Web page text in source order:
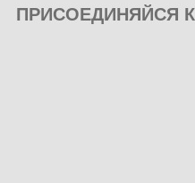
ПРИСОЕДИНЯЙСЯ